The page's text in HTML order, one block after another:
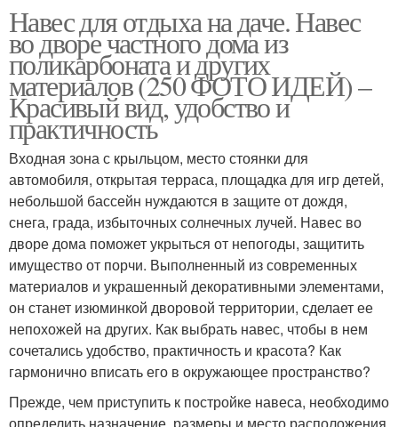
Навес для отдыха на даче. Навес
во дворе частного дома из
поликарбоната и других
материалов (250 ФОТО ИДЕЙ) –
Красивый вид, удобство и
практичность
Входная зона с крыльцом, место стоянки для
автомобиля, открытая терраса, площадка для игр детей,
небольшой бассейн нуждаются в защите от дождя,
снега, града, избыточных солнечных лучей. Навес во
дворе дома поможет укрыться от непогоды, защитить
имущество от порчи. Выполненный из современных
материалов и украшенный декоративными элементами,
он станет изюминкой дворовой территории, сделает ее
непохожей на других. Как выбрать навес, чтобы в нем
сочетались удобство, практичность и красота? Как
гармонично вписать его в окружающее пространство?
Прежде, чем приступить к постройке навеса, необходимо
определить назначение, размеры и место расположения